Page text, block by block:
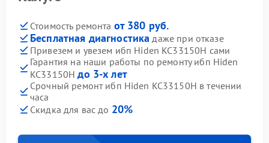
Стоимость ремонта от 380 руб.
Бесплатная диагностика даже при отказе
Привезем и увезем ибп Hiden KC33150H сами
Гарантия на наши работы по ремонту ибп Hiden
KC33150Hдо 3-х лет
Срочный ремонт ибп Hiden KC33150H в течении
часа
Скидка для вас до 20%